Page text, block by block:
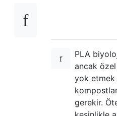
PLA
ancak
yok
gerekir.